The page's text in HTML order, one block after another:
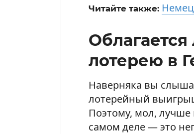
Читайте также:
лотерею в
Наверняка вы
лотерейный
Поэтому, мол, лучше
самом деле — это